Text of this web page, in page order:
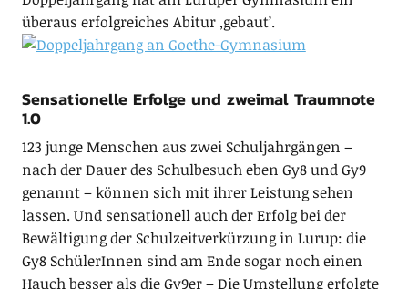
überaus erfolgreiches Abitur ‚gebaut’.
Sensationelle Erfolge und zweimal Traumnote
1.0
123 junge Men­schen aus zwei Schul­jahr­gängen –
nach der Dauer des Schul­be­such eben Gy8 und Gy9
ge­nannt – können sich mit ihrer Leis­tung sehen
lassen. Und sensationell auch der Erfolg bei der
Bewältigung der Schulzeitverkürzung in Lurup: die
Gy8 SchülerInnen sind am Ende sogar noch einen
Hauch besser als die Gy9er – Die Umstellung erfolgte